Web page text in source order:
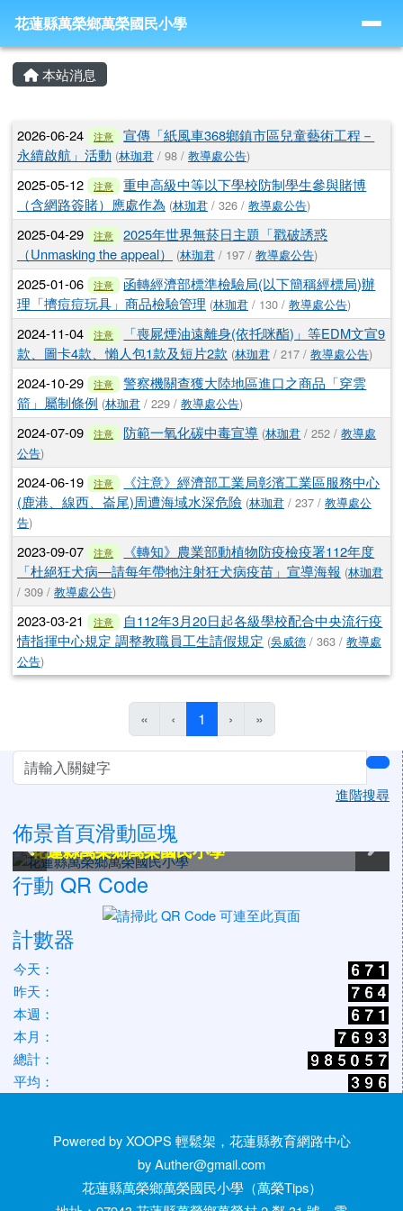
花蓮縣萬榮鄉萬榮國民小學
導覽列
花蓮縣萬榮鄉萬榮國民小學
主內容區域
本站消息
文章列表
2026-06-24 注意
宣傳「紙風車368鄉鎮市區兒童藝術工程－
永續啟航」活動 (林珈君 / 98 / 教導處公告)
2025-05-12 注意
重申高級中等以下學校防制學生參與賭博
（含網路簽賭）應處作為 (林珈君 / 326 / 教導處公告)
2025-04-29 注意
2025年世界無菸日主題「戳破誘惑
（Unmasking the appeal）
(林珈君 / 197 / 教導處公告)
2025-01-06 注意
函轉經濟部標準檢驗局(以下簡稱經標局)辦
理「擠痘痘玩具」商品檢驗管理 (林珈君 / 130 / 教導處公告)
2024-11-04 注意
「喪屍煙油遠離身(依托咪酯)」等EDM文宣9
款、圖卡4款、懶人包1款及短片2款 (林珈君 / 217 / 教導處公告)
2024-10-29 注意
警察機關查獲大陸地區進口之商品「穿雲
箭」屬制條例 (林珈君 / 229 / 教導處公告)
2024-07-09 注意 防範一氧化碳中毒宣導 (林珈君 / 252 /教導處
公告)
2024-06-19 注意
《注意》經濟部工業局彰濱工業區服務中心
(鹿港、線西、崙尾)周遭海域水深危險 (林珈君 / 237 / 教導處公
告)
2023-09-07 注意
《轉知》農業部動植物防疫檢疫署112年度
「杜絕狂犬病—請每年帶牠注射狂犬病疫苗」宣導海報 (林珈君
/ 309 / 教導處公告)
2023-03-21 注意
自112年3月20日起各級學校配合中央流行疫
情指揮中心規定 調整教職員工生請假規定 (吳威德 / 363 / 教導處
公告)
« ‹ 1 (目前頁次)
› »
左邊區域內容
進階搜尋
佈景首頁滑動區塊
花蓮縣萬榮鄉萬榮國民小學
花蓮縣萬榮鄉萬榮國民小學
花蓮縣萬榮鄉萬榮國民小學
花蓮縣萬榮鄉萬榮國民小學
花蓮縣萬榮鄉萬榮國民小學
花蓮縣萬榮鄉萬榮國民小學
行動 QR Code
計數器
今天：
昨天：
本週：
本月：
總計：
平均：
頁尾區域
Powered by XOOPS 輕鬆架，花蓮縣教育網路中心
by Auther@gmail.com
花蓮縣萬榮鄉萬榮國民小學（萬榮Tips）